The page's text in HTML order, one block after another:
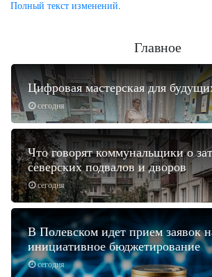
Полный текст изменений.
Главное
сегодня
Цифровая мастерская для
сегодня
Что говорят коммунальщики о
северских подвалов и дворов
сегодня
В Полевском идет прием заявок
инициативное бюджетирование